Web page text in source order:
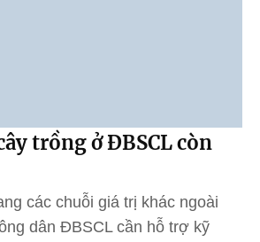
trồng ở ĐBSCL còn
các chuỗi giá trị khác ngoài
dân ĐBSCL cần hỗ trợ kỹ